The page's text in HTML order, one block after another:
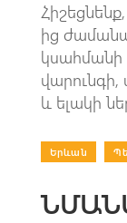
ից
կսահմանի
և ելակի
Երևան